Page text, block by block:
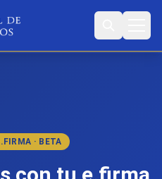
· BETA